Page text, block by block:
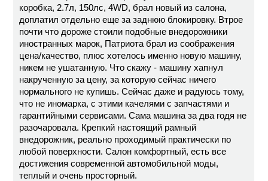
коробка, 2.7л, 150лс, 4WD, брал новый из салона,
доплатил отдельно еще за заднюю блокировку. Втрое
почти что дороже стоили подобные внедорожники
иностранных марок, Патриота брал из соображения
цена/качество, плюс хотелось именно новую машину,
никем не ушатанную. Что скажу - машину хапнул
накрученную за цену, за которую сейчас ничего
нормального не купишь. Сейчас даже и радуюсь тому,
что не иномарка, с этими качелями с запчастями и
гарантийными сервисами. Сама машина за два годя не
разочаровала. Крепкий настоящий рамный
внедорожник, реально проходимый практически по
любой поверхности. Салон комфортный, есть все
достижения современной автомобильной моды,
теплый и очень просторный.